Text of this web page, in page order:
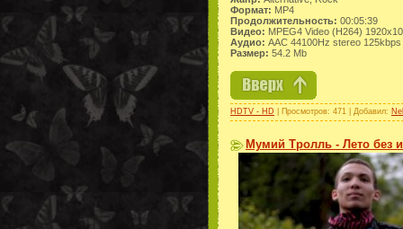
Формат: MP4
Продолжительность: 00:05:39
Видео: MPEG4 Video (H264)
Аудио: AAC 44100Hz stereo 125kbps
Размер: 54.2 Mb
HDTV - HD | Просмотров: 471 | Добавил:
Мумий Тролль - Лето без